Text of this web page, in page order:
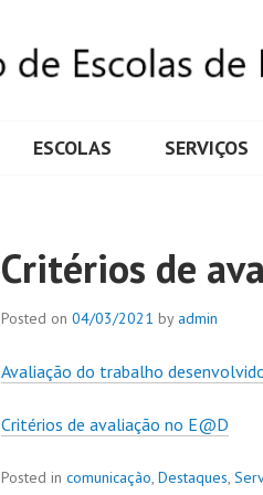
ESCOLAS SERVIÇOS
Critérios de
Posted on 04/03/2021 by admin
Avaliação do trabalho
Critérios de avaliação no E@D
Posted in comunicação, Destaques,